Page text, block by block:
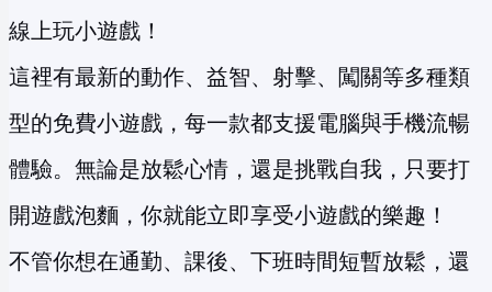
線上玩小遊戲！
這裡有最新的動作、益智、射擊、闖關等多種類
型的免費小遊戲，每一款都支援電腦與手機流暢
體驗。無論是放鬆心情，還是挑戰自我，只要打
開遊戲泡麵，你就能立即享受小遊戲的樂趣！
不管你想在通勤、課後、下班時間短暫放鬆，還